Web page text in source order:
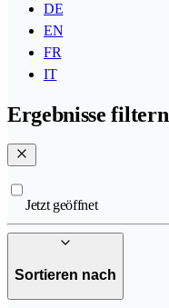
DE
EN
FR
IT
Ergebnisse filtern
Jetzt geöffnet
Sortieren nach